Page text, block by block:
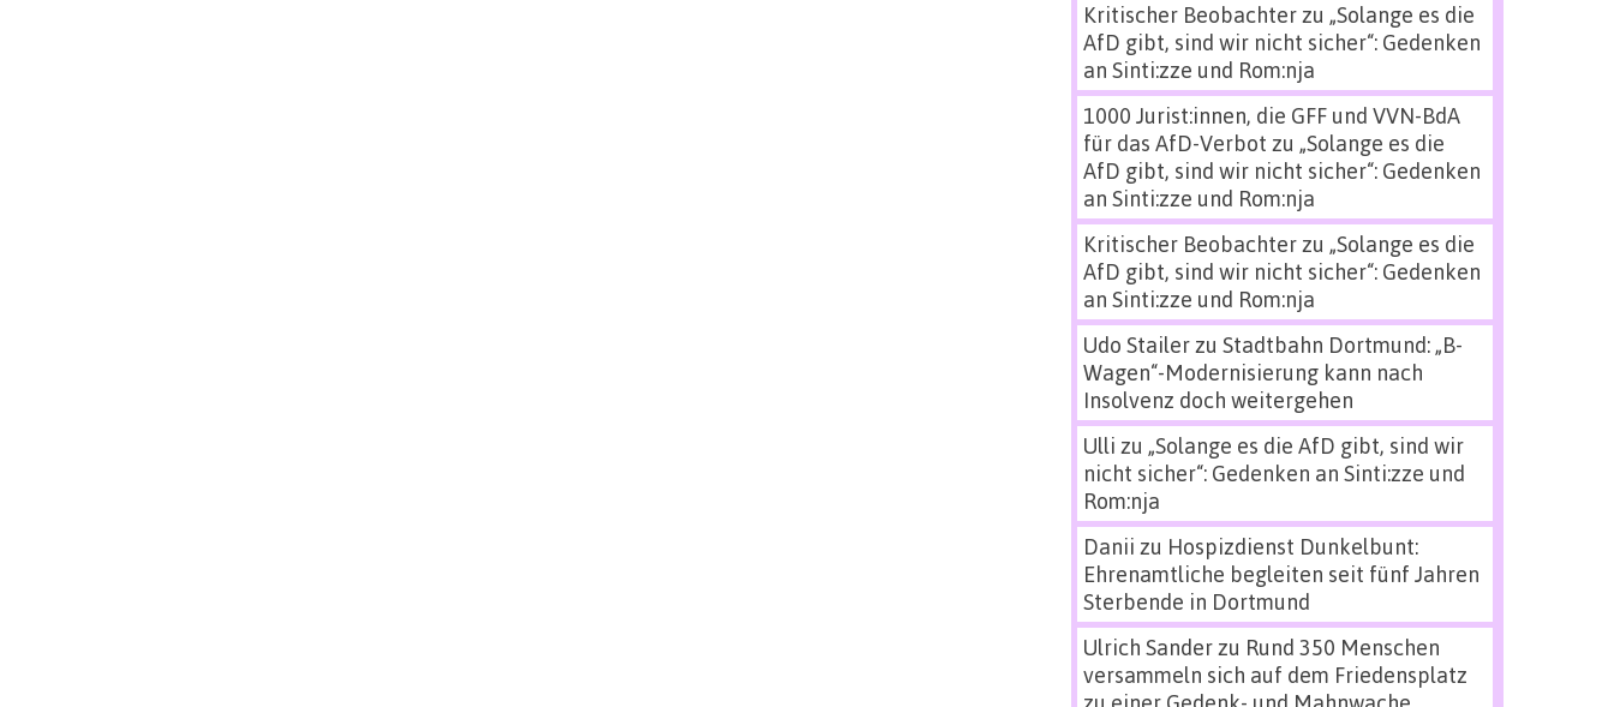
Kritischer Beobachterzu „Solange es die
AfD gibt, sind wir nicht sicher“: Gedenken
an Sinti:zze und Rom:nja
1000 Jurist:innen, die GFF und VVN-BdA
für das AfD-Verbot zu „Solange es die
AfD gibt, sind wir nicht sicher“: Gedenken
an Sinti:zze und Rom:nja
Kritischer Beobachterzu „Solange es die
AfD gibt, sind wir nicht sicher“: Gedenken
an Sinti:zze und Rom:nja
Udo Stailerzu Stadtbahn Dortmund: „B-
Wagen“-Modernisierung kann nach
Insolvenz doch weitergehen
Ulli zu „Solange es die AfD gibt, sind wir
nicht sicher“: Gedenken an Sinti:zze und
Rom:nja
Danii zu Hospizdienst Dunkelbunt:
Ehrenamtliche begleiten seit fünf Jahren
Sterbende in Dortmund
Ulrich Sanderzu Rund 350 Menschen
versammeln sich auf dem Friedensplatz